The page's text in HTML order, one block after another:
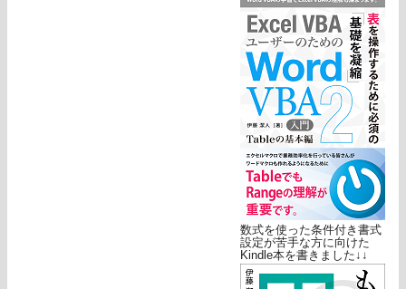
数式を使った条件付き書式
設定が苦手な方に向けた
Kindle本を書きました↓↓